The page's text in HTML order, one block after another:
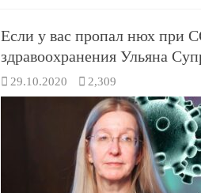
Если у вас пропал нюх при
здравоохранения Ульяна
29.10.2020 2,309